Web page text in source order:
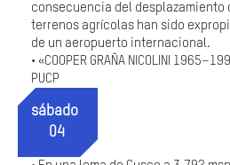
consecuencia del desplazamiento
terrenos agrícolas han sido
de un aeropuerto internacional.
• «COOPER GRAÑA NICOLINI
PUCP
sábado
04